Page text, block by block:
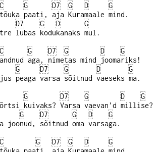
C G D7 G D
G
paati, aja Kuramaale mind.
D7 G D
G
lubas kodukanaks mul.
C G D7 G D
G
aga, nimetas mind joomariks!
G D7 G D
G
peaga varsa sõitnud vaeseks ma.
G D7 G D
G
kuivaks? Varsa vaevan’d millise?
G D7 G D
G
joonud, sõitnud oma varsaga.
C G D7 G D
G